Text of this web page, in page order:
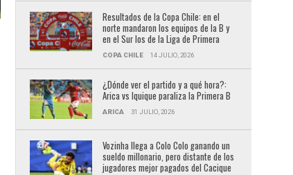
Resultados de la Copa Chile: en el
norte mandaron los equipos de la B y
en el Sur los de la Liga de Primera
COPA CHILE 14 JULIO, 2026
¿Dónde ver el partido y a qué hora?:
Arica vs Iquique paraliza la Primera B
ARICA 31 JULIO, 2026
Vozinha llega a Colo Colo ganando un
sueldo millonario, pero distante de los
jugadores mejor pagados del Cacique